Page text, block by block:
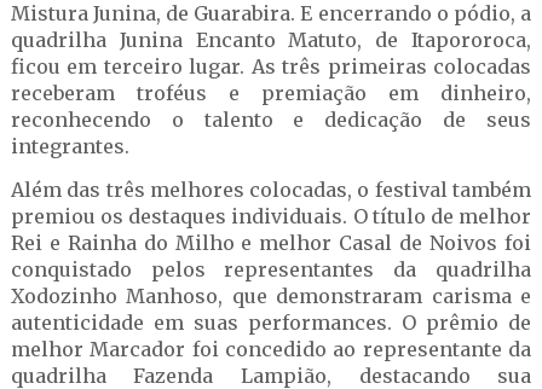
Mistura Junina, de Guarabira. E encerrando o pódio, a
quadrilha Junina Encanto Matuto, de Itapororoca,
ficou em terceiro lugar. As três primeiras colocadas
receberam troféus e premiação em dinheiro,
reconhecendo o talento e dedicação de seus
integrantes.
Além das três melhores colocadas, o festival também
premiou os destaques individuais. O título de melhor
Rei e Rainha do Milho e melhor Casal de Noivos foi
conquistado pelos representantes da quadrilha
Xodozinho Manhoso, que demonstraram carisma e
autenticidade em suas performances. O prêmio de
melhor Marcador foi concedido ao representante da
quadrilha Fazenda Lampião, destacando sua